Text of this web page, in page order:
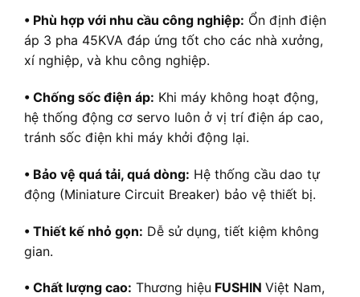
• Phù hợp với nhu cầu công nghiệp: Ổn định điện
áp 3 pha 45KVA đáp ứng tốt cho các nhà xưởng,
xí nghiệp, và khu công nghiệp.
• Chống sốc điện áp: Khi máy không hoạt động,
hệ thống động cơ servo luôn ở vị trí điện áp cao,
tránh sốc điện khi máy khởi động lại.
• Bảo vệ quá tải, quá dòng: Hệ thống cầu dao tự
động (Miniature Circuit Breaker) bảo vệ thiết bị.
• Thiết kế nhỏ gọn: Dễ sử dụng, tiết kiệm không
gian.
• Chất lượng cao: Thương hiệu FUSHIN Việt Nam,